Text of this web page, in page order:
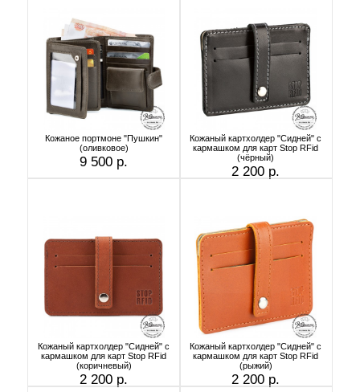
Кожаное портмоне "Пушкин"
(оливковое)
9 500 р.
Кожаный картхолдер "Сидней" с
кармашком для карт Stop RFid
(чёрный)
2 200 р.
Кожаный картхолдер "Сидней" с
кармашком для карт Stop RFid
(коричневый)
2 200 р.
Кожаный картхолдер "Сидней" с
кармашком для карт Stop RFid
(рыжий)
2 200 р.